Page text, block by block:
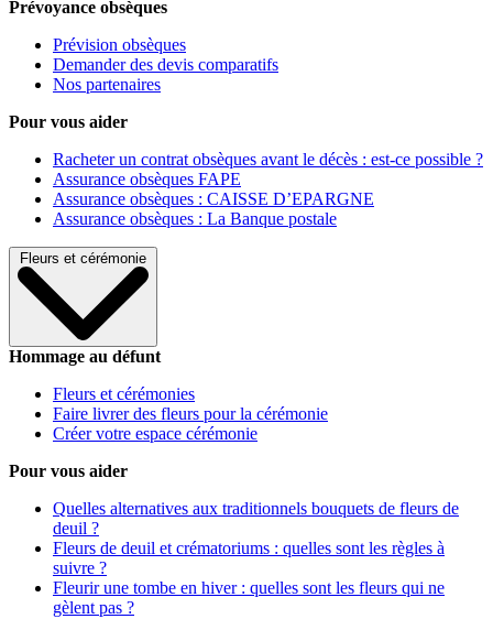
Prévoyance obsèques
Prévision obsèques
Demander des devis comparatifs
Nos partenaires
Pour vous aider
Racheter un contrat obsèques avant le décès : est-ce possible ?
Assurance obsèques FAPE
Assurance obsèques : CAISSE D’EPARGNE
Assurance obsèques : La Banque postale
Fleurs et cérémonie
Hommage au défunt
Fleurs et cérémonies
Faire livrer des fleurs pour la cérémonie
Créer votre espace cérémonie
Pour vous aider
Quelles alternatives aux traditionnels bouquets de fleurs de
deuil ?
Fleurs de deuil et crématoriums : quelles sont les règles à
suivre ?
Fleurir une tombe en hiver : quelles sont les fleurs qui ne
gèlent pas ?